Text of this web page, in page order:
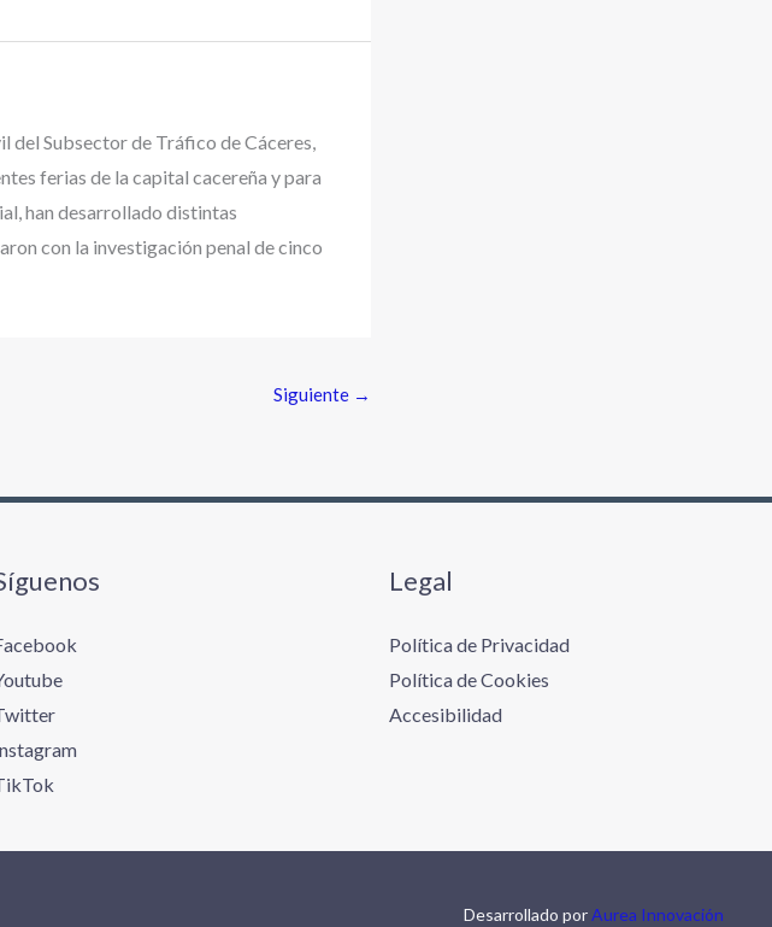
del Subsector de Tráfico de Cáceres,
ferias de la capital cacereña y para
han desarrollado distintas
con la investigación penal de cinco
Siguiente →
Legal
Política de Privacidad
Política de Cookies
Accesibilidad
Desarrollado porAurea Innovación